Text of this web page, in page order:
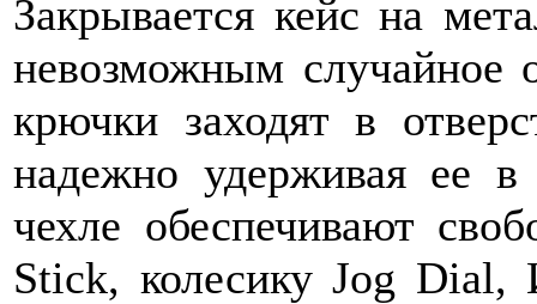
Закрывается кейс на
невозможным случайное
крючки заходят в
надежно удерживая ее
чехле обеспечивают
Stick, колесику Jog Dial,